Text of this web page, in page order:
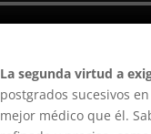
La segunda virtud a
postgrados sucesivos
mejor médico que él.